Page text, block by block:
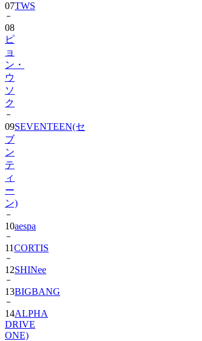
08
ピ
ョ
ン・
ウ
ソ
ク
09
ブ
ン
テ
ィ
ー
ン)
10aespa
11CORTIS
12SHINee
13BIGBANG
14ALPHA
DRIVE
ONE)
15